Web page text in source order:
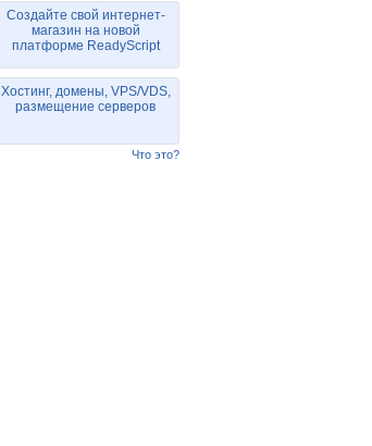
Создайте свой интернет-
магазин на новой
платформе ReadyScript
Хостинг, домены, VPS/VDS,
размещение серверов
Что это?